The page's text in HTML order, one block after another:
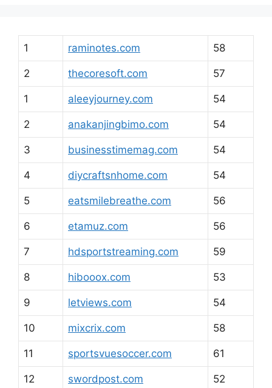
1 raminotes.com 58
2 thecoresoft.com 57
1 aleeyjourney.com 54
2 anakanjingbimo.com 54
3 businesstimemag.com 54
4 diycraftsnhome.com 54
5 eatsmilebreathe.com 56
6 etamuz.com 56
7 hdsportstreaming.com 59
8 hibooox.com 53
9 letviews.com 54
10 mixcrix.com 58
11 sportsvuesoccer.com 61
12 swordpost.com 52